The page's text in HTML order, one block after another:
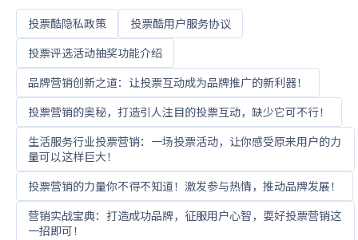
投票酷隐私政策
投票酷用户服务协议
投票评选活动抽奖功能介绍
品牌营销创新之道：让投票互动成为品牌推广的新利器！
投票营销的奥秘，打造引人注目的投票互动，缺少它可不行！
生活服务行业投票营销：一场投票活动，让你感受原来用户的力
量可以这样巨大！
投票营销的力量你不得不知道！激发参与热情，推动品牌发展！
营销实战宝典：打造成功品牌，征服用户心智，耍好投票营销这
一招即可！